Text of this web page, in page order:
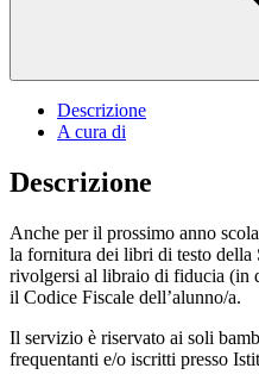
Descrizione
A cura di
Descrizione
Anche per il prossimo anno
la fornitura dei libri di testo della
rivolgersi al libraio di fiducia (in
il Codice Fiscale dell’alunno/a.
Il servizio è riservato ai soli
frequentanti e/o iscritti presso